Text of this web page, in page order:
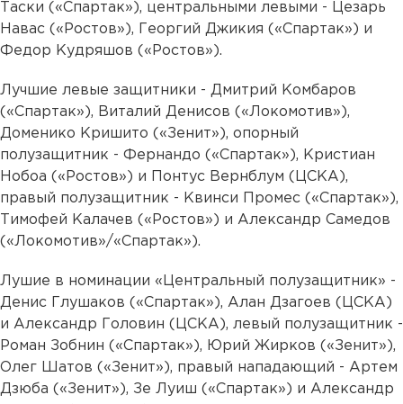
Таски («Спартак»), центральными левыми - Цезарь
Навас («Ростов»), Георгий Джикия («Спартак») и
Федор Кудряшов («Ростов»).
Лучшие левые защитники - Дмитрий Комбаров
(«Спартак»), Виталий Денисов («Локомотив»),
Доменико Кришито («Зенит»), опорный
полузащитник - Фернандо («Спартак»), Кристиан
Нобоа («Ростов») и Понтус Вернблум (ЦСКА),
правый полузащитник - Квинси Промес («Спартак»),
Тимофей Калачев («Ростов») и Александр Самедов
(«Локомотив»/«Спартак»).
Лушие в номинации «Центральный полузащитник» -
Денис Глушаков («Спартак»), Алан Дзагоев (ЦСКА)
и Александр Головин (ЦСКА), левый полузащитник -
Роман Зобнин («Спартак»), Юрий Жирков («Зенит»),
Олег Шатов («Зенит»), правый нападающий - Артем
Дзюба («Зенит»), Зе Луиш («Спартак») и Александр